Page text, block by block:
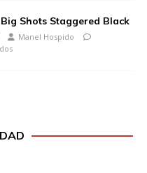
Shots Staggered Black
Manel Hospido